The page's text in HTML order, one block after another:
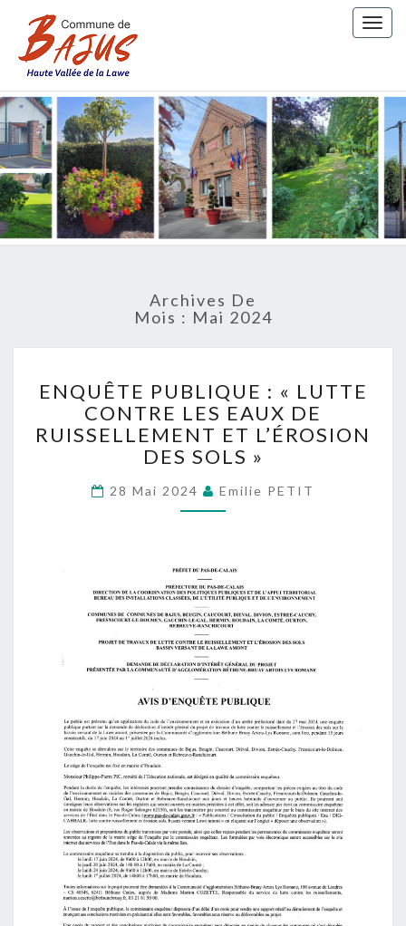
DE
Archives De
Mois : Mai 2024
PUBLIQUE
:
«
LUTTE
LES
EAUX
ET
L’ÉROSION
DES
SOLS
»
ENQUÊTE PUBLIQUE : « LUTTE
CONTRE LES EAUX DE
RUISSELLEMENT ET L’ÉROSION
DES SOLS »
28 Mai 2024 Emilie PETIT